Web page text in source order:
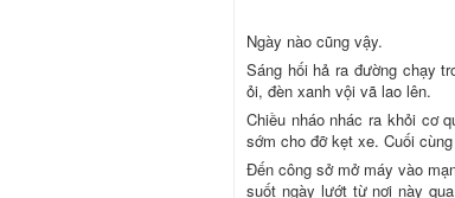
Ngày nào cũng vậy.
Sáng hối hả ra đường chạy
ỏi, đèn xanh vội vã lao lên.
Chiều nháo nhác ra khỏi cơ
sớm cho đỡ kẹt xe. Cuối
Đến công sở mở máy vào
suốt ngày lướt từ nơi này